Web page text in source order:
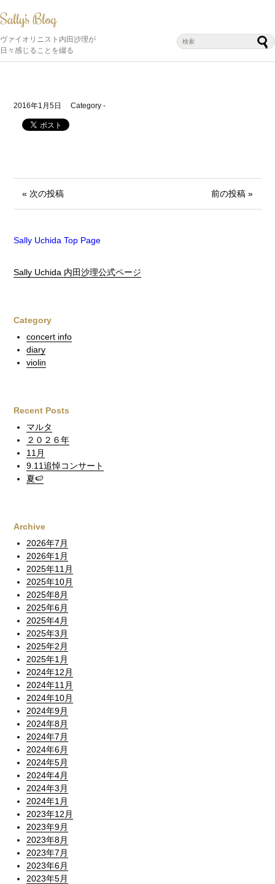
ヴァイオリニスト内田沙理が
日々感じることを綴る
2016年1月5日 Category -
« 次の投稿 前の投稿 »
Sally Uchida Top Page
Sally Uchida 内田沙理公式ページ
Category
concert info
diary
violin
Recent Posts
マルタ
２０２６年
11月
9.11追悼コンサート
夏🍉
Archive
2026年7月
2026年1月
2025年11月
2025年10月
2025年8月
2025年6月
2025年4月
2025年3月
2025年2月
2025年1月
2024年12月
2024年11月
2024年10月
2024年9月
2024年8月
2024年7月
2024年6月
2024年5月
2024年4月
2024年3月
2024年1月
2023年12月
2023年9月
2023年8月
2023年7月
2023年6月
2023年5月